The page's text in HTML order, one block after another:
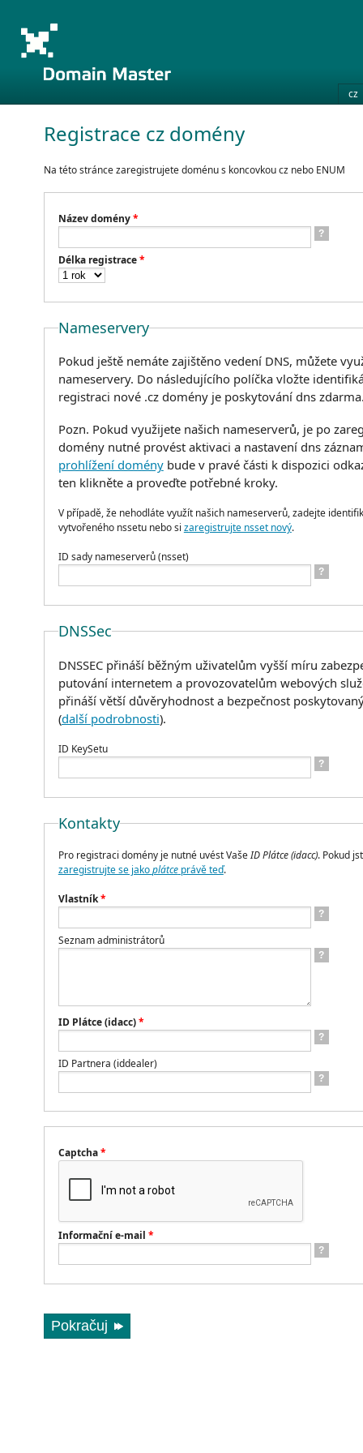
cz
Registrace cz domény
Na této stránce zaregistrujete doménu s koncovkou cz nebo ENUM
Název domény*
?
Délka registrace*
Pokud ještě nemáte zajištěno vedení DNS, můžete
nameservery. Do následujícího políčka vložte
registraci nové .cz domény je poskytování dns
Pozn. Pokud využijete našich nameserverů, je po
domény nutné provést aktivaci a nastavení dns
prohlížení doménybude v pravé části k dispozici
ten klikněte a proveďte potřebné kroky.
V případě, že nehodláte využít našich nameserverů, zadejte
vytvořeného nssetu nebo si zaregistrujte nsset nový.
Nameservery
ID sady nameserverů (nsset)
?
DNSSec
DNSSEC přináší běžným uživatelům vyšší míru
putování internetem a provozovatelům webových
přináší větší důvěryhodnost a bezpečnost
(další podrobnosti).
ID KeySetu
?
Kontakty
Pro registraci domény je nutné uvést VašeID Plátce (idacc). Pokud
zaregistrujte se jakoplátceprávě teď.
Vlastník*
?
Seznam administrátorů
?
ID Plátce (idacc)*
?
ID Partnera (iddealer)
?
Captcha*
Informační e-mail *
?
Pokračuj